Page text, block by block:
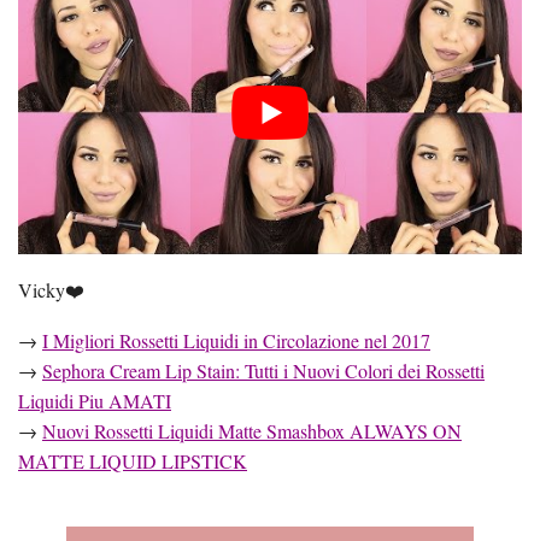
Vicky❤️
→ I Migliori Rossetti Liquidi in Circolazione nel 2017
→ Sephora Cream Lip Stain: Tutti i Nuovi Colori dei Rossetti
Liquidi Piu AMATI
→ Nuovi Rossetti Liquidi Matte Smashbox ALWAYS ON
MATTE LIQUID LIPSTICK